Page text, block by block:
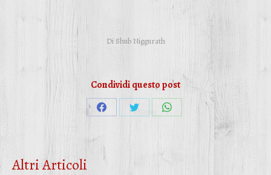
Di Shub Niggurath
Condividi questo post
CondividiCondividi
Twitter
Condividi
Altri Articoli